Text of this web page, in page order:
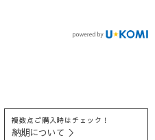
複数点ご購入時はチェック！
納期について ＞